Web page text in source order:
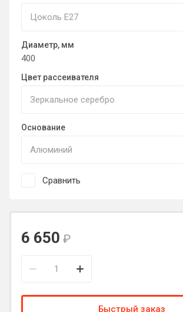
Диаметр, мм
400
Цвет рассеивателя
Основание
Сравнить
6 650 ₽
Быстрый заказ